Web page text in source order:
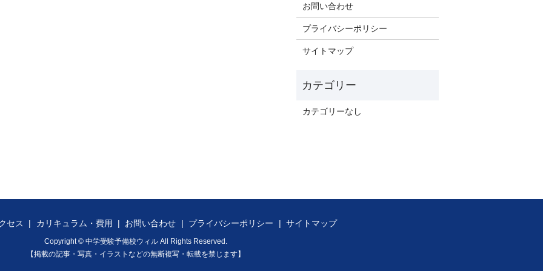
お問い合わせ
プライバシーポリシー
サイトマップ
カテゴリーなし
セス カリキュラム・費用 お問い合わせ プライバシーポリシー サイトマップ
Copyright © 中学受験予備校ウィル All Rights Reserved.
【掲載の記事・写真・イラストなどの無断複写・転載を禁じます】